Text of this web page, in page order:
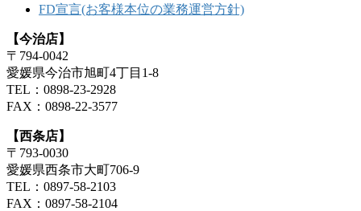
FD宣言(お客様本位の業務運営方針)
【今治店】
〒794-0042
愛媛県今治市旭町4丁目1-8
TEL：0898-23-2928
FAX：0898-22-3577
【西条店】
〒793-0030
愛媛県西条市大町706-9
TEL：0897-58-2103
FAX：0897-58-2104